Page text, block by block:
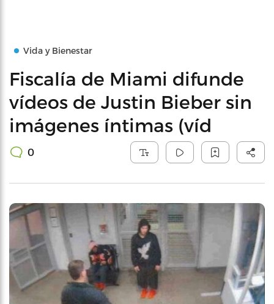
Vida y Bienestar
Fiscalía de Miami difunde
vídeos de Justin Bieber sin
imágenes íntimas (víd
0